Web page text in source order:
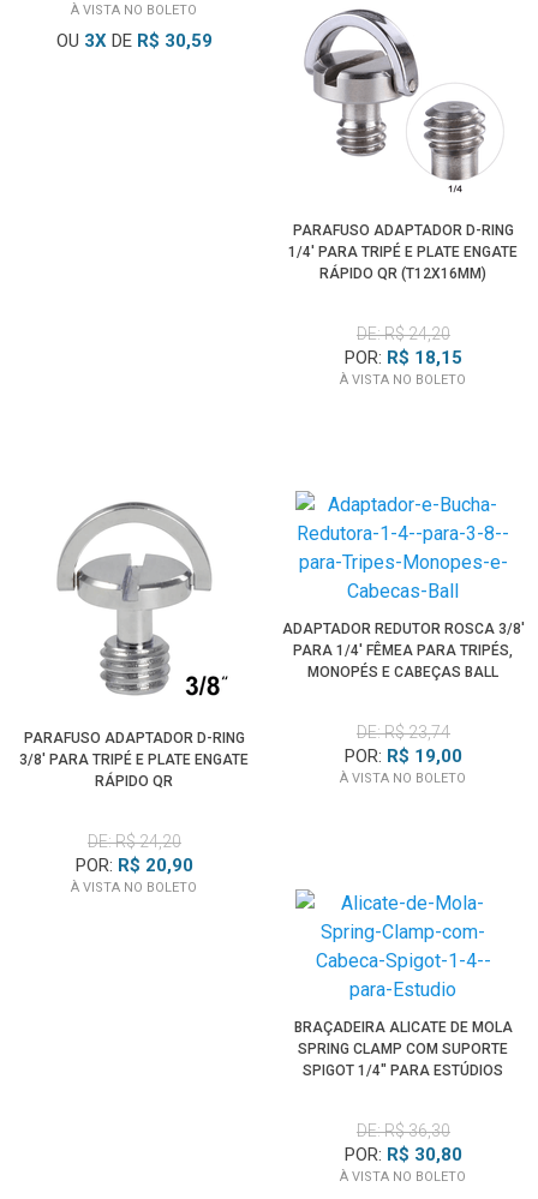
À VISTA NO BOLETO
OU 3XDE R$ 30,59
PARAFUSO ADAPTADOR D-RING
1/4' PARA TRIPÉ E PLATE ENGATE
RÁPIDO QR (T12X16MM)
DE: R$ 24,20
POR: R$ 18,15
À VISTA NO BOLETO
PARAFUSO ADAPTADOR D-RING
3/8' PARA TRIPÉ E PLATE ENGATE
RÁPIDO QR
DE: R$ 24,20
POR: R$ 20,90
À VISTA NO BOLETO
ADAPTADOR REDUTOR ROSCA 3/8'
PARA 1/4' FÊMEA PARA TRIPÉS,
MONOPÉS E CABEÇAS BALL
DE: R$ 23,74
POR: R$ 19,00
À VISTA NO BOLETO
BRAÇADEIRA ALICATE DE MOLA
SPRING CLAMP COM SUPORTE
SPIGOT 1/4" PARA ESTÚDIOS
DE: R$ 36,30
POR: R$ 30,80
À VISTA NO BOLETO